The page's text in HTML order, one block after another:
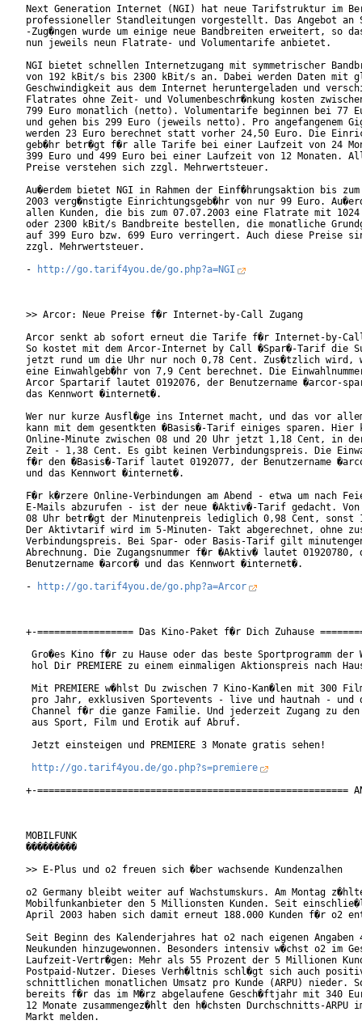
Next Generation Internet (NGI) hat neue Tarifstruktur im
professioneller Standleitungen vorgestellt. Das Angebot an
-Zug�ngen wurde um einige neue Bandbreiten erweitert, so
nun jeweils neun Flatrate- und Volumentarife anbietet.
NGI bietet schnellen Internetzugang mit symmetrischer
von 192 kBit/s bis 2300 kBit/s an. Dabei werden Daten mit
Geschwindigkeit aus dem Internet heruntergeladen und
Flatrates ohne Zeit- und Volumenbeschr�nkung kosten
799 Euro monatlich (netto). Volumentarife beginnen bei 77
und gehen bis 299 Euro (jeweils netto). Pro angefangenem
werden 23 Euro berechnet statt vorher 24,50 Euro. Die
geb�hr betr�gt f�r alle Tarife bei einer Laufzeit von 24
399 Euro und 499 Euro bei einer Laufzeit von 12 Monaten.
Preise verstehen sich zzgl. Mehrwertsteuer.
Au�erdem bietet NGI in Rahmen der Einf�hrungsaktion bis
2003 verg�nstigte Einrichtungsgeb�hr von nur 99 Euro.
allen Kunden, die bis zum 07.07.2003 eine Flatrate mit
oder 2300 kBit/s Bandbreite bestellen, die monatliche
auf 399 Euro bzw. 699 Euro verringert. Auch diese Preise
zzgl. Mehrwertsteuer.
-
http://go.tarif4you.de/go.php?a=NGI
>> Arcor: Neue Preise f�r Internet-by-Call Zugang
Arcor senkt ab sofort erneut die Tarife f�r Internet-by-Call
So kostet mit dem Arcor-Internet by Call �Spar�-Tarif die
jetzt rund um die Uhr nur noch 0,78 Cent. Zus�tzlich wird,
eine Einwahlgeb�hr von 7,9 Cent berechnet. Die
Arcor Spartarif lautet 0192076, der Benutzername �arcor-
das Kennwort �internet�.
Wer nur kurze Ausfl�ge ins Internet macht, und das vor
kann mit dem gesentkten �Basis�-Tarif einiges sparen. Hier
Online-Minute zwischen 08 und 20 Uhr jetzt 1,18 Cent, in
Zeit - 1,38 Cent. Es gibt keinen Verbindungspreis. Die
f�r den �Basis�-Tarif lautet 0192077, der Benutzername
und das Kennwort �internet�.
F�r k�rzere Online-Verbindungen am Abend - etwa um nach
E-Mails abzurufen - ist der neue �Aktiv�-Tarif gedacht.
08 Uhr betr�gt der Minutenpreis lediglich 0,98 Cent, sonst
Der Aktivtarif wird im 5-Minuten- Takt abgerechnet, ohne
Verbindungspreis. Bei Spar- oder Basis-Tarif gilt
Abrechnung. Die Zugangsnummer f�r �Aktiv� lautet 01920780,
Benutzername �arcor� und das Kennwort �internet�.
-
http://go.tarif4you.de/go.php?a=Arcor
+-================= Das Kino-Paket f�r Dich Zuhause
Gro�es Kino f�r zu Hause oder das beste Sportprogramm der
hol Dir PREMIERE zu einem einmaligen Aktionspreis nach
Mit PREMIERE w�hlst Du zwischen 7 Kino-Kan�len mit 300
pro Jahr, exklusiven Sportevents - live und hautnah - und
Channel f�r die ganze Familie. Und jederzeit Zugang zu
aus Sport, Film und Erotik auf Abruf.
Jetzt einsteigen und PREMIERE 3 Monate gratis sehen!
http://go.tarif4you.de/go.php?s=premiere
+-=======================================================
MOBILFUNK
���������
>> E-Plus und o2 freuen sich �ber wachsende Kundenzalhen
o2 Germany bleibt weiter auf Wachstumskurs. Am Montag
Mobilfunkanbieter den 5 Millionsten Kunden. Seit
April 2003 haben sich damit erneut 188.000 Kunden f�r o2
Seit Beginn des Kalenderjahres hat o2 nach eigenen Angaben
Neukunden hinzugewonnen. Besonders intensiv w�chst o2 im
Laufzeit-Vertr�gen: Mehr als 55 Prozent der 5 Millionen
Postpaid-Nutzer. Dieses Verh�ltnis schl�gt sich auch
schnittlichen monatlichen Umsatz pro Kunde (ARPU) nieder.
bereits f�r das im M�rz abgelaufene Gesch�ftjahr mit 340
12 Monate zusammengez�hlt den h�chsten Durchschnitts-ARPU
Markt melden.